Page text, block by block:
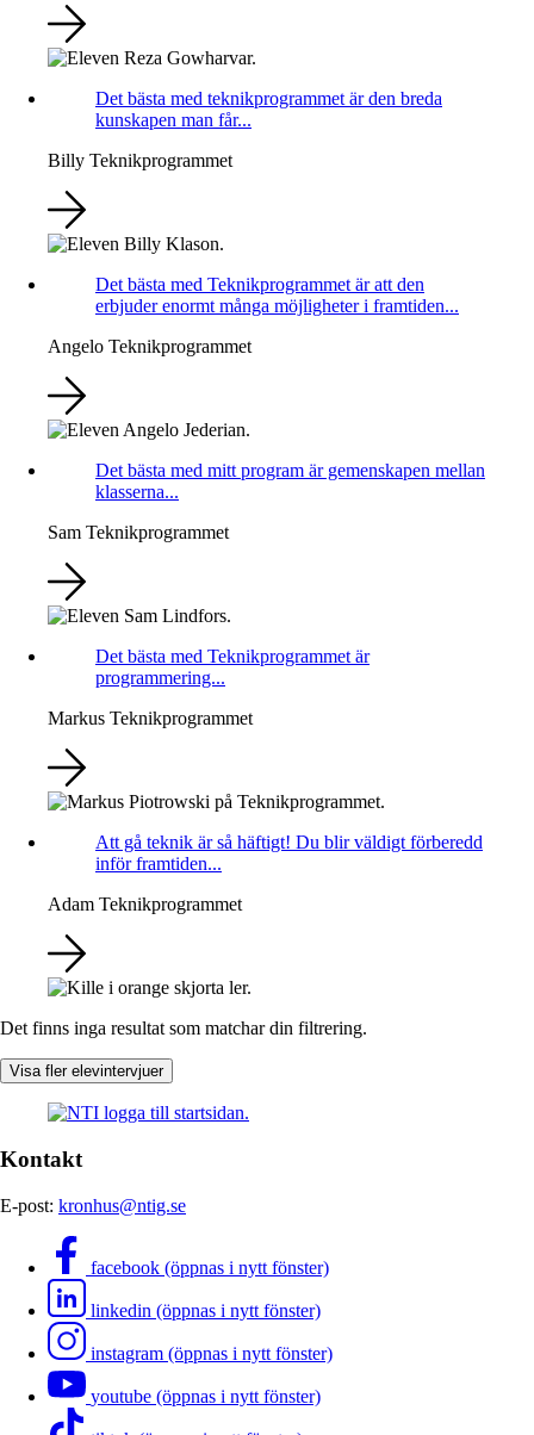
Det bästa med teknikprogrammet är den breda
kunskapen man får...
Billy Teknikprogrammet
Det bästa med Teknikprogrammet är att den
erbjuder enormt många möjligheter i framtiden...
Angelo Teknikprogrammet
Det bästa med mitt program är gemenskapen mellan
klasserna...
Sam Teknikprogrammet
Det bästa med Teknikprogrammet är
programmering...
Markus Teknikprogrammet
Att gå teknik är så häftigt! Du blir väldigt förberedd
inför framtiden...
Adam Teknikprogrammet
Det finns inga resultat som matchar din filtrering.
Visa fler elevintervjuer
Kontakt
E-post: kronhus@ntig.se
facebook (öppnas i nytt fönster)
linkedin (öppnas i nytt fönster)
instagram (öppnas i nytt fönster)
youtube (öppnas i nytt fönster)